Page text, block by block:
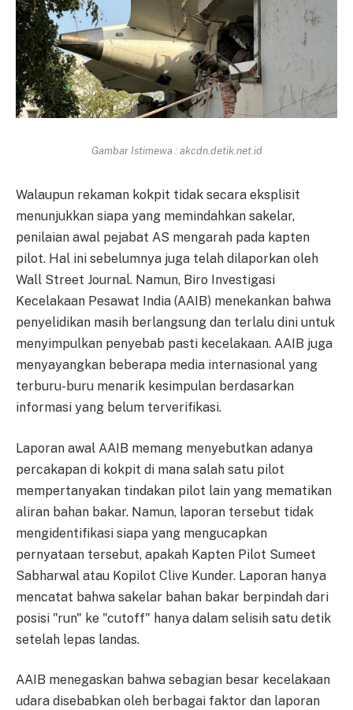
Gambar Istimewa : akcdn.detik.net.id
Walaupun rekaman kokpit tidak secara eksplisit
menunjukkan siapa yang memindahkan sakelar,
penilaian awal pejabat AS mengarah pada kapten
pilot. Hal ini sebelumnya juga telah dilaporkan oleh
Wall Street Journal. Namun, Biro Investigasi
Kecelakaan Pesawat India (AAIB) menekankan bahwa
penyelidikan masih berlangsung dan terlalu dini untuk
menyimpulkan penyebab pasti kecelakaan. AAIB juga
menyayangkan beberapa media internasional yang
terburu-buru menarik kesimpulan berdasarkan
informasi yang belum terverifikasi.
Laporan awal AAIB memang menyebutkan adanya
percakapan di kokpit di mana salah satu pilot
mempertanyakan tindakan pilot lain yang mematikan
aliran bahan bakar. Namun, laporan tersebut tidak
mengidentifikasi siapa yang mengucapkan
pernyataan tersebut, apakah Kapten Pilot Sumeet
Sabharwal atau Kopilot Clive Kunder. Laporan hanya
mencatat bahwa sakelar bahan bakar berpindah dari
posisi "run" ke "cutoff" hanya dalam selisih satu detik
setelah lepas landas.
AAIB menegaskan bahwa sebagian besar kecelakaan
udara disebabkan oleh berbagai faktor dan laporan